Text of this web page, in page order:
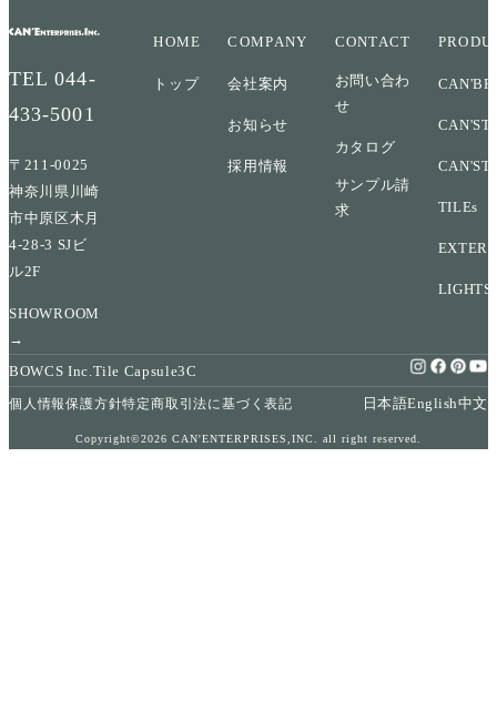
TEL044-
433-5001
〒211-0025
神奈川県川崎
市中原区木月
4-28-3 SJビ
ル2F
SHOWROOM
→
HOME
トップ
COMPANY
会社案内
お知らせ
採用情報
CONTACT
お問い合わ
せ
カタログ
サンプル請
求
TILEs
LIGHTS
BOWCS Inc. Tile Capsule3C
個人情報保護方針特定商取引法に基づく表記 日本語English中文
Copyright©2026 CAN'ENTERPRISES,INC. all right reserved.